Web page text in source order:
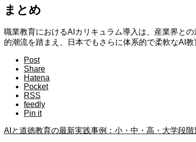
まとめ
職業教育におけるAIカリキュラム導入は、産業界と
的潮流を踏まえ、日本でもさらに体系的で柔軟なAI教
Post
Share
Hatena
Pocket
RSS
feedly
Pin it
AIと道徳教育の最新実践事例：小・中・高・大学段